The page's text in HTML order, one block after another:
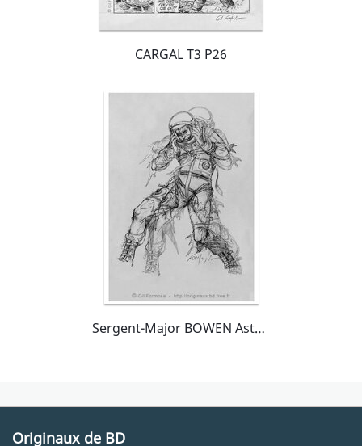
CARGAL T3 P26
Sergent-Major BOWEN Astronaute
Originaux de BD